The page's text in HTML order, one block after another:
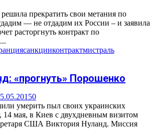
прекратить свои метания по
— не отдадим их России – и заявила
расторгнуть контракт по
санкцииконтрактмистраль
«прогнуть» Порошенко
0
умерить пыл своих украинских
14 мая, в Киев с двухдневным визитом
США Виктория Нуланд. Миссия